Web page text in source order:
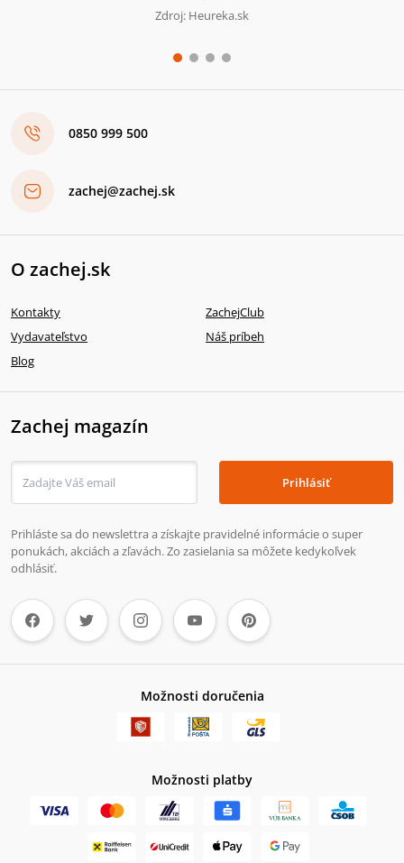
Zdroj: Heureka.sk
0850 999 500
zachej@zachej.sk
O zachej.sk
Kontakty
ZachejClub
Vydavateľstvo
Náš príbeh
Blog
Zachej magazín
Prihlásiť
Prihláste sa do newslettra a získajte pravidelné informácie o super
ponukách, akciách a zľavách. Zo zasielania sa môžete kedykoľvek
odhlásiť.
Možnosti doručenia
Možnosti platby